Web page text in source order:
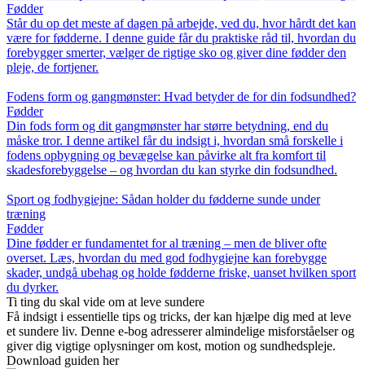
Fødder
Står du op det meste af dagen på arbejde, ved du, hvor hårdt det kan
være for fødderne. I denne guide får du praktiske råd til, hvordan du
forebygger smerter, vælger de rigtige sko og giver dine fødder den
pleje, de fortjener.
Fodens form og gangmønster: Hvad betyder de for din fodsundhed?
Fødder
Din fods form og dit gangmønster har større betydning, end du
måske tror. I denne artikel får du indsigt i, hvordan små forskelle i
fodens opbygning og bevægelse kan påvirke alt fra komfort til
skadesforebyggelse – og hvordan du kan styrke din fodsundhed.
Sport og fodhygiejne: Sådan holder du fødderne sunde under
træning
Fødder
Dine fødder er fundamentet for al træning – men de bliver ofte
overset. Læs, hvordan du med god fodhygiejne kan forebygge
skader, undgå ubehag og holde fødderne friske, uanset hvilken sport
du dyrker.
Ti ting du skal vide om at leve sundere
Få indsigt i essentielle tips og tricks, der kan hjælpe dig med at leve
et sundere liv. Denne e-bog adresserer almindelige misforståelser og
giver dig vigtige oplysninger om kost, motion og sundhedspleje.
Download guiden her